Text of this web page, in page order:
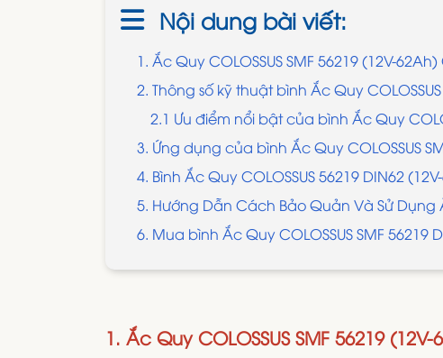
Nội dung bài viết:
1. Ắc Quy COLOSSUS SMF 56219 (12V-
2. Thông số kỹ thuật bình Ắc Quy
2.1 Ưu điểm nổi bật của bình Ắc Quy
3. Ứng dụng của bình Ắc Quy COLOSSUS
4. Bình Ắc Quy COLOSSUS 56219 DIN62
5. Hướng Dẫn Cách Bảo Quản Và Sử Dụng
6. Mua bình Ắc Quy COLOSSUS SMF
1. Ắc Quy COLOSSUS SMF 56219